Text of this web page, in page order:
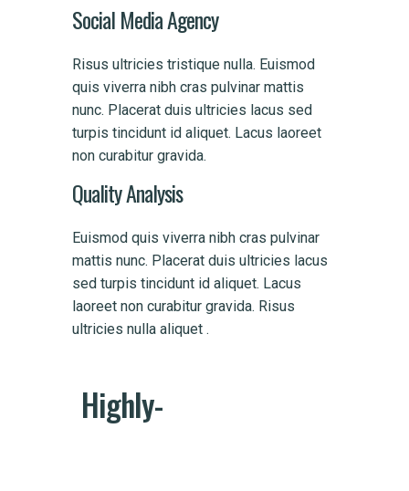
Social Media Agency
Risus ultricies tristique nulla. Euismod
quis viverra nibh cras pulvinar mattis
nunc. Placerat duis ultricies lacus sed
turpis tincidunt id aliquet. Lacus laoreet
non curabitur gravida.
Quality Analysis
Euismod quis viverra nibh cras pulvinar
mattis nunc. Placerat duis ultricies lacus
sed turpis tincidunt id aliquet. Lacus
laoreet non curabitur gravida. Risus
ultricies nulla aliquet .
Highly-